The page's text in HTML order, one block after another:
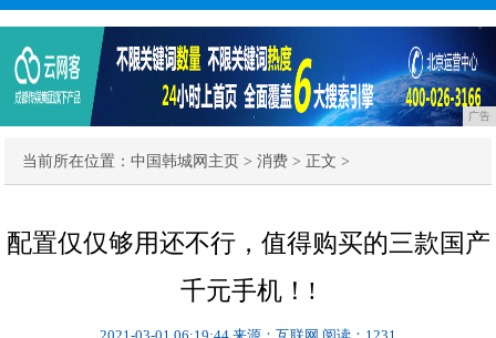
广告
当前所在位置：中国韩城网主页 >消费 > 正文 >
配置仅仅够用还不行，值得购买的三款国产
千元手机！!